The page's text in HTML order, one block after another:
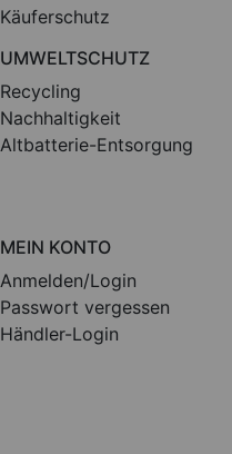
Käuferschutz
UMWELTSCHUTZ
Recycling
Nachhaltigkeit
Altbatterie-Entsorgung
MEIN KONTO
Anmelden/Login
Passwort vergessen
Händler-Login